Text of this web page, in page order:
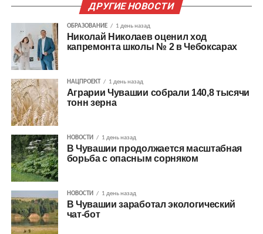
ДРУГИЕ НОВОСТИ
ОБРАЗОВАНИЕ 1 день назад
Николай Николаев оценил ход
капремонта школы № 2 в Чебоксарах
НАЦПРОЕКТ 1 день назад
Аграрии Чувашии собрали 140,8 тысячи
тонн зерна
НОВОСТИ 1 день назад
В Чувашии продолжается масштабная
борьба с опасным сорняком
НОВОСТИ 1 день назад
В Чувашии заработал экологический
чат-бот